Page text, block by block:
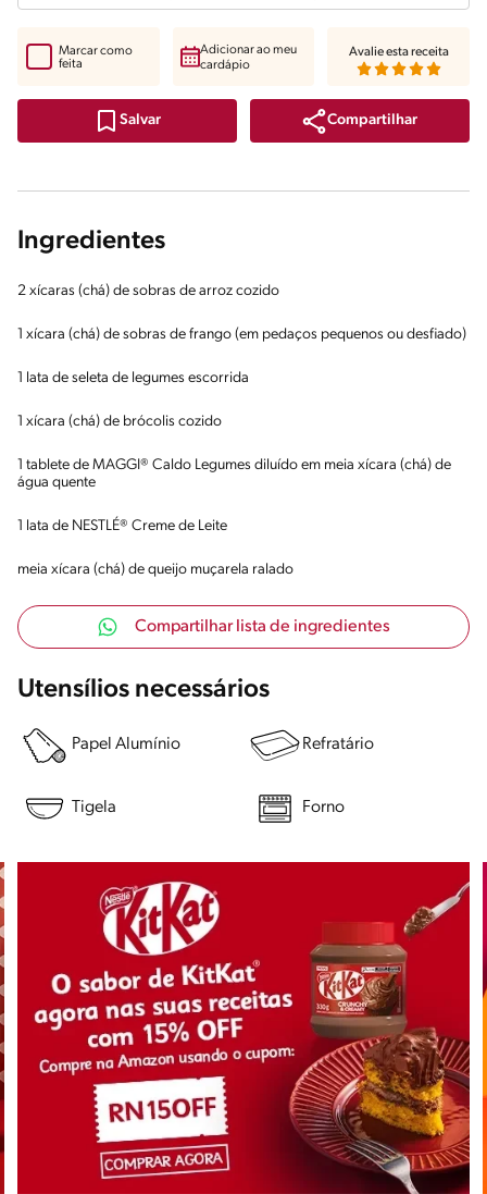
Salvar Compartilhar
Marcar como
feita
Adicionar ao meu
cardápio
Avalie esta receita
Ingredientes
2 xícaras (chá) de sobras de arroz cozido
1 xícara (chá) de sobras de frango (em pedaços pequenos ou desfiado)
1 lata de seleta de legumes escorrida
1 xícara (chá) de brócolis cozido
1 tablete de MAGGI® Caldo Legumes diluído em meia xícara (chá) de
água quente
1 lata de NESTLÉ® Creme de Leite
meia xícara (chá) de queijo muçarela ralado
Compartilhar lista de ingredientes
Utensílios necessários
Papel Alumínio Refratário
Tigela Forno